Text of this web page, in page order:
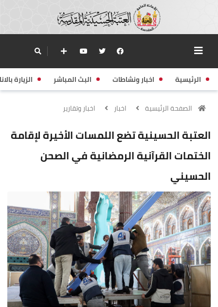
الرئيسية اخبار ونشاطات البث المباشر الزيارة
الصفحة الرئيسية اخبار اخبار وتقارير
العتبة الحسينية تضع اللمسات الأخيرة لإقامة
الختمات القرآنية الرمضانية في الصحن
الحسيني